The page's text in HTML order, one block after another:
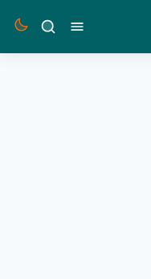
القائمةبحث